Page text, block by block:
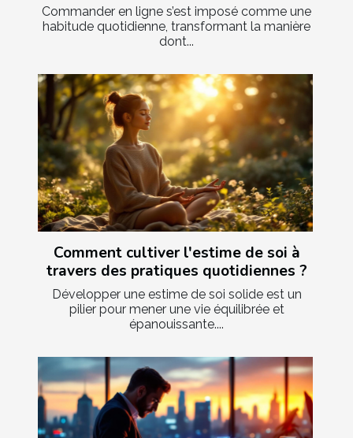
Commander en ligne s’est imposé comme une
habitude quotidienne, transformant la manière
dont...
Comment cultiver l'estime de soi à
travers des pratiques quotidiennes ?
Développer une estime de soi solide est un
pilier pour mener une vie équilibrée et
épanouissante....